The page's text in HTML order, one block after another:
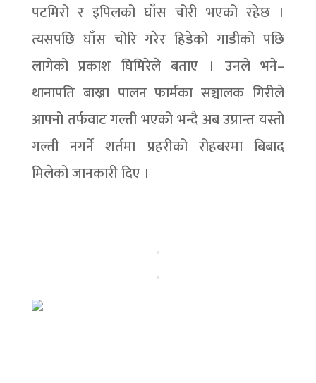
पटमिरो र इपिलको घाँस चोरी भएको रहेछ ।
त्यसपछि घाँस चोरि गरेर हिडेको गाडीको पछि
लागेको प्रकाश घिमिरेले बताए । उनले भने–
थानापति बाख्रा पालन फार्मका सञ्चालक गिरीले
आफ्नो तर्फवाट गल्ती भएको भन्दै अब उप्रान्त यस्तो
गल्ती नगर्ने शर्तमा प्रहरीको रोहबरमा बिबाद
मिलेको जानकारी दिए ।